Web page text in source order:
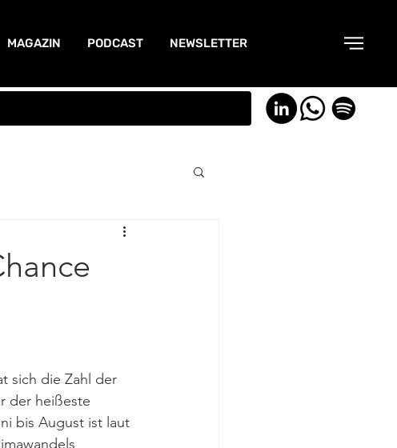
MAGAZIN PODCAST NEWSLETTER
sich die Zahl der
der heißeste
bis August ist laut